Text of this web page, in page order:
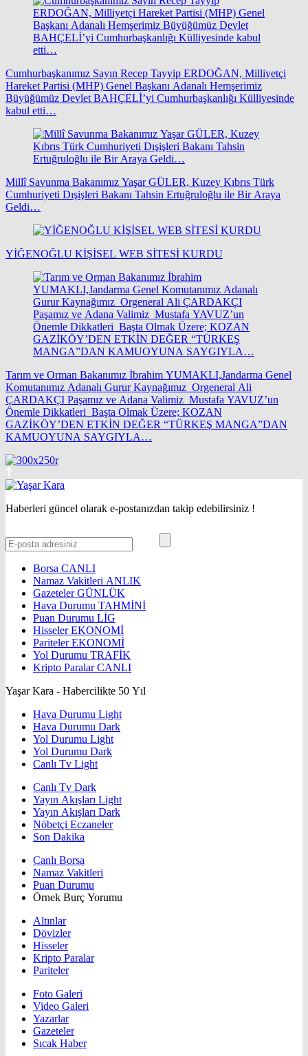
Cumhurbaşkanımız Sayın Recep Tayyip ERDOĞAN, Milliyetçi
Hareket Partisi (MHP) Genel Başkanı Adanalı Hemşerimiz
Büyüğümüz Devlet BAHÇELİ’yi Cumhurbaşkanlığı Külliyesinde
kabul etti…
Millî Savunma Bakanımız Yaşar GÜLER, Kuzey Kıbrıs Türk
Cumhuriyeti Dışişleri Bakanı Tahsin Ertuğruloğlu ile Bir Araya
Geldi…
YİĞENOĞLU KİŞİSEL WEB SİTESİ KURDU
Tarım ve Orman Bakanımız İbrahim YUMAKLI,Jandarma Genel
Komutanımız Adanalı Gurur Kaynağımız Orgeneral Ali
ÇARDAKÇI Paşamız ve Adana Valimiz Mustafa YAVUZ’un
Önemle Dikkatleri Başta Olmak Üzere; KOZAN
GAZİKÖY’DEN ETKİN DEĞER “TÜRKEŞ MANGA”DAN
KAMUOYUNA SAYGIYLA…
Haberleri güncel olarak e-postanızdan takip edebilirsiniz !
Borsa CANLI
Namaz Vakitleri ANLIK
GazetelerGÜNLÜK
Hava Durumu TAHMİNİ
Puan Durumu LİG
HisselerEKONOMİ
ParitelerEKONOMİ
Yol Durumu TRAFİK
Kripto ParalarCANLI
Yaşar Kara - Habercilikte 50 Yıl
Hava Durumu Light
Hava Durumu Dark
Yol Durumu Light
Yol Durumu Dark
Canlı Tv Light
Canlı Tv Dark
Yayın Akışları Light
Yayın Akışları Dark
Nöbetçi Eczaneler
Son Dakika
Canlı Borsa
Namaz Vakitleri
Puan Durumu
Örnek Burç Yorumu
Altınlar
Dövizler
Hisseler
Kripto Paralar
Pariteler
Foto Galeri
Video Galeri
Yazarlar
Gazeteler
Sıcak Haber